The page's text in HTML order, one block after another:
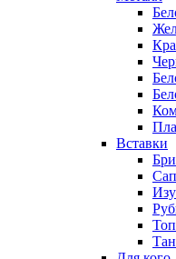
Вставки